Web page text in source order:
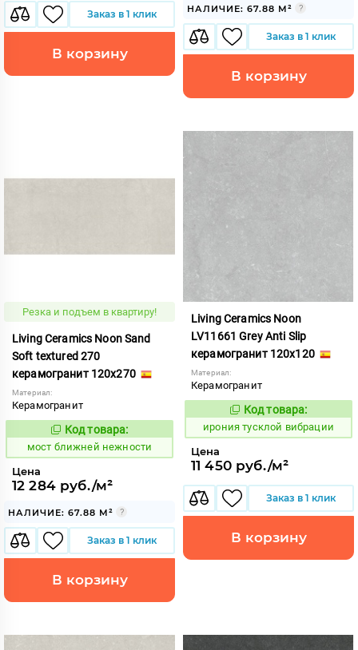
Заказ в 1 клик
В корзину
НАЛИЧИЕ: 67.88 М²
Заказ в 1 клик
В корзину
Резка и подъем в квартиру!
Living Ceramics Noon Sand
Soft textured 270
керамогранит 120x270
Материал:
Керамогранит
1016308
Код товара:
мост ближней нежности
Цена
12 284 руб./м²
НАЛИЧИЕ: 67.88 М²
Заказ в 1 клик
В корзину
Living Ceramics Noon
LV11661 Grey Anti Slip
керамогранит 120x120
Материал:
Керамогранит
1107010
Код товара:
ирония тусклой вибрации
Цена
11 450 руб./м²
Заказ в 1 клик
В корзину